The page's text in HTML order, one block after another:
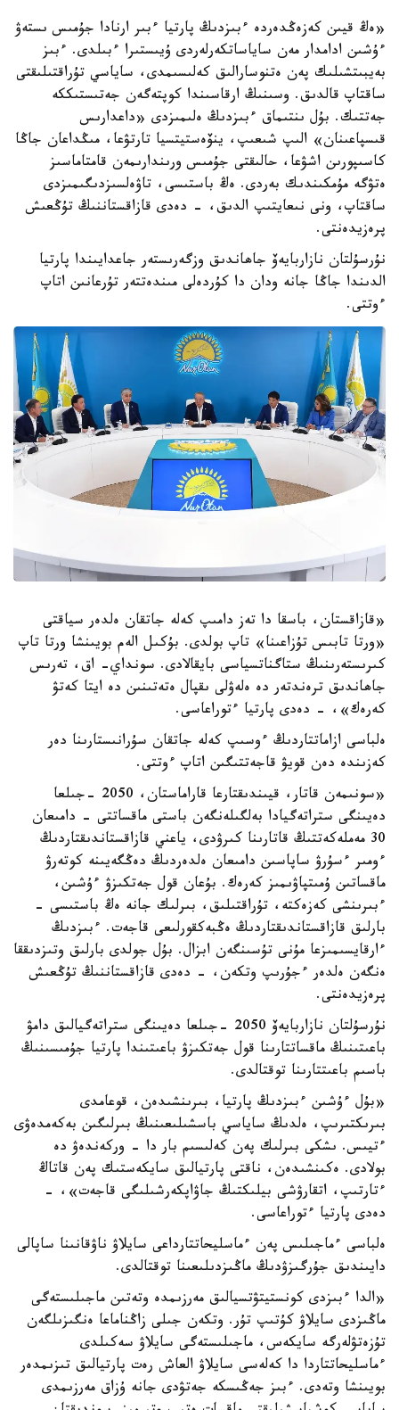
«ەڭ قيىن كەزەڭدەردە ءبىزدىڭ پارتيا ءبىر ارنادا جۇمىس ىستەۋ
ءۇشىن ادامدار مەن ساياساتكەرلەردى ۇيىستىرا ءبىلدى. ءبىز
بەيبىتشىلىك پەن ەتنوسارالىق كەلىسىمدى، ساياسي تۇراقتىلىقتى
ساقتاپ قالدىق. وسىنىڭ ارقاسىندا كوپتەگەن جەتىستىككە
جەتتىك. بۇل ىنتىماق ءبىزدىڭ ەلىمىزدى «داعدارىس
قىسپاعىنان» الىپ شىعىپ، ينۆەستيتسيا تارتۋعا، مىڭداعان جاڭا
كاسىپورىن اشۋعا، حالىقتى جۇمىس ورىندارىمەن قامتاماسىز
ەتۋگە مۇمكىندىك بەردى. ەڭ باستىسى، تاۋەلسىزدىگىمىزدى
ساقتاپ، ونى نىعايتىپ الدىق، - دەدى قازاقستاننىڭ تۇڭعىش
پرەزيدەنتى.
نۇرسۇلتان نازاربايەۆ جاھاندىق وزگەرىستەر جاعدايىندا پارتيا
الدىندا جاڭا جانە ودان دا كۇردەلى مىندەتتەر تۇرعانىن اتاپ
ءوتتى.
«قازاقستان، باسقا دا تەز دامىپ كەلە جاتقان ەلدەر سياقتى
«ورتا تابىس تۇزاعىنا» تاپ بولدى. بۇكىل الەم بويىنشا ورتا تاپ
كىرىستەرىنىڭ ستاگناتسياسى بايقالادى. سونداي- اق، تەرىس
جاھاندىق ترەندتەر دە ەلەۋلى ىقپال ەتەتىنىن دە ايتا كەتۋ
كەرەك»، - دەدى پارتيا ءتوراعاسى.
ەلباسى ازاماتتاردىڭ ءوسىپ كەلە جاتقان سۇرانىستارىنا دەر
كەزىندە دەن قويۋ قاجەتتىگىن اتاپ ءوتتى.
«سونىمەن قاتار، قيىندىقتارعا قاراماستان، 2050 -جىلعا
دەيىنگى ستراتەگيادا بەلگىلەنگەن باستى ماقساتتى - دامىعان
30 مەملەكەتتىڭ قاتارىنا كىرۋدى، ياعني قازاقستاندىقتاردىڭ
ءومىر ءسۇرۋ ساپاسىن دامىعان ەلدەردىڭ دەڭگەيىنە كوتەرۋ
ماقساتىن ۇمىتپاۋىمىز كەرەك. بۇعان قول جەتكىزۋ ءۇشىن،
ءبىرىنشى كەزەكتە، تۇراقتىلىق، بىرلىك جانە ەڭ باستىسى -
بارلىق قازاقستاندىقتاردىڭ ەڭبەكقورلىعى قاجەت. ءبىزدىڭ
ءارقايسىمىزعا مۇنى تۇسىنگەن ابزال. بۇل جولدى بارلىق وتىزدىققا
ەنگەن ەلدەر ءجۇرىپ وتكەن، - دەدى قازاقستاننىڭ تۇڭعىش
پرەزيدەنتى.
نۇرسۇلتان نازاربايەۆ 2050 -جىلعا دەيىنگى ستراتەگيالىق دامۋ
باعىتىنىڭ ماقساتتارىنا قول جەتكىزۋ باعىتىندا پارتيا جۇمىسىنىڭ
باسىم باعىتتارىنا توقتالدى.
«بۇل ءۇشىن ءبىزدىڭ پارتيا، بىرىنشىدەن، قوعامدى
بىرىكتىرىپ، ەلدىڭ ساياسي باسشىلىعىنىڭ بىرلىگىن بەكەمدەۋى
ءتيىس. ىشكى بىرلىك پەن كەلىسىم بار دا - وركەندەۋ دە
بولادى. ەكىنشىدەن، ناقتى پارتيالىق سايكەستىك پەن قاتاڭ
ءتارتىپ، اتقارۋشى بيلىكتىڭ جاۋاپكەرشىلىگى قاجەت»، -
دەدى پارتيا ءتوراعاسى.
ەلباسى ءماجىلىس پەن ءماسليحاتتارداعى سايلاۋ ناۋقانىنا ساپالى
دايىندىق جۇرگىزۋدىڭ ماڭىزدىلىعىنا توقتالدى.
«الدا ءبىزدى كونستيتۋتسيالىق مەرزىمدە وتەتىن ماجىلىستەگى
ماڭىزدى سايلاۋ كۇتىپ تۇر. وتكەن جىلى زاڭناماعا ەنگىزىلگەن
تۇزەتۋلەرگە سايكەس، ماجىلىستەگى سايلاۋ سەكىلدى
ءماسليحاتتاردا دا كەلەسى سايلاۋ العاش رەت پارتيالىق تىزىمدەر
بويىنشا وتەدى. ءبىز جەڭىسكە جەتۋدى جانە ۇزاق مەرزىمدى